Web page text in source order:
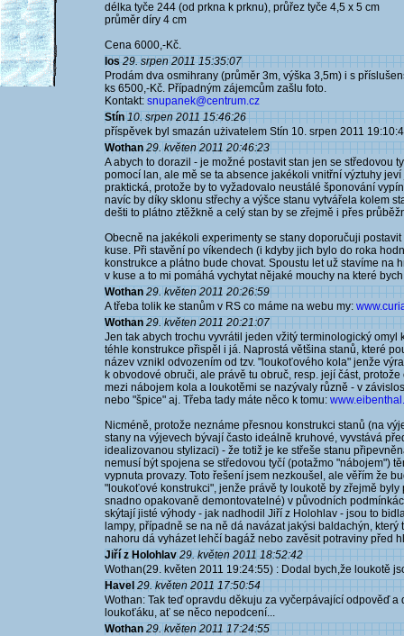
délka tyče 244 (od prkna k prknu), průřez tyče 4,5 x 5 cm
průměr díry 4 cm
Cena 6000,-Kč.
los 29. srpen 2011 15:35:07
Prodám dva osmihrany (průměr 3m, výška 3,5m) i s
ks 6500,-Kč. Případným zájemcům zašlu foto.
Kontakt: snupanek@centrum.cz
Stín 10. srpen 2011 15:46:26
příspěvek byl smazán użivatelem Stín 10. srpen 2011
Wothan 29. květen 2011 20:46:23
A abych to dorazil - je možné postavit stan jen se středovou
pomocí lan, ale mě se ta absence jakékoli vnitřní výztuhy
praktická, protože by to vyžadovalo neustálé šponování
navíc by díky sklonu střechy a výšce stanu vytvářela kolem
dešti to plátno ztěžkně a celý stan by se zřejmě i přes
Obecně na jakékoli experimenty se stany doporučuji
kuse. Při stavění po víkendech (i kdyby jich bylo do roka
konstrukce a plátno bude chovat. Spoustu let už stavíme na
v kuse a to mi pomáhá vychytat nějaké mouchy na které
Wothan 29. květen 2011 20:26:59
A třeba tolik ke stanům v RS co máme na webu my:
Wothan 29. květen 2011 20:21:07
Jen tak abych trochu vyvrátil jeden vžitý terminologický
téhle konstrukce přispěl i já. Naprostá většina stanů, které
název vznikl odvozením od tzv. "loukoťového kola" jenže
k obvodové obruči, ale právě tu obruč, resp. její část,
mezi nábojem kola a loukotěmi se nazývaly různě - v
nebo "špice" aj. Třeba tady máte něco k tomu:
Nicméně, protože neznáme přesnou konstrukci stanů (na
stany na výjevech bývají často ideálně kruhové, vyvstává
idealizovanou stylizaci) - že totiž je ke střeše stanu
nemusí být spojena se středovou tyčí (potažmo "nábojem")
vypnuta provazy. Toto řešení jsem nezkoušel, ale věřím že
"loukoťové konstrukci", jenže právě ty loukotě by zřejmě
snadno opakovaně demontovatelné) v původních
skýtají jisté výhody - jak nadhodil Jiří z Holohlav - jsou to
lampy, případně se na ně dá navázat jakýsi baldachýn,
nahoru dá vyházet lehčí bagáž nebo zavěsit potraviny před
Jiří z Holohlav 29. květen 2011 18:52:42
Wothan(29. květen 2011 19:24:55) : Dodal bych,že loukotě
Havel 29. květen 2011 17:50:54
Wothan: Tak teď opravdu děkuju za vyčerpávající odpověď
loukoťáku, ať se něco nepodcení...
Wothan 29. květen 2011 17:24:55